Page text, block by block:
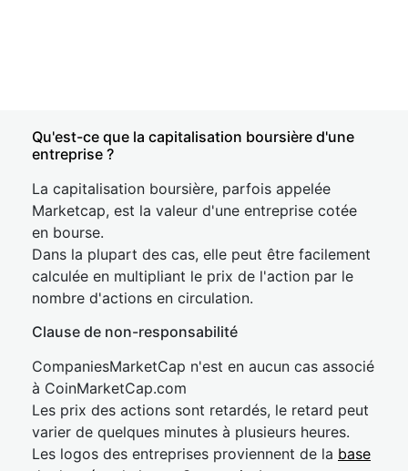
Qu'est-ce que la capitalisation boursière d'une
entreprise ?
La capitalisation boursière, parfois appelée
Marketcap, est la valeur d'une entreprise cotée
en bourse.
Dans la plupart des cas, elle peut être facilement
calculée en multipliant le prix de l'action par le
nombre d'actions en circulation.
Clause de non-responsabilité
CompaniesMarketCap n'est en aucun cas associé
à CoinMarketCap.com
Les prix des actions sont retardés, le retard peut
varier de quelques minutes à plusieurs heures.
Les logos des entreprises proviennent de la base